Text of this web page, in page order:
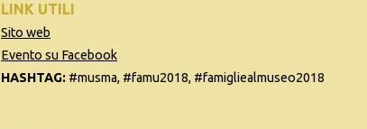
LINK UTILI
Sito web
Evento su Facebook
HASHTAG: #musma, #famu2018, #famigliealmuseo2018